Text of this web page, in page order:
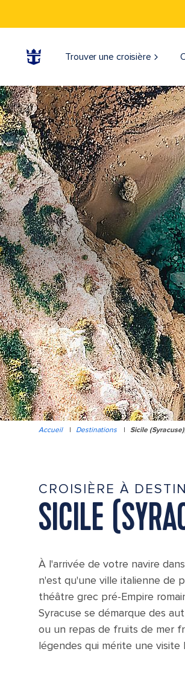
Trouver une croisière
Accueil | Destinations | Sicile
CROISIÈRE À
SICILE
À l'arrivée de votre navire
n'est qu'une ville italienne de
théâtre grec pré-Empire
Syracuse se démarque des
ou un repas de fruits de mer
légendes qui mérite une visite